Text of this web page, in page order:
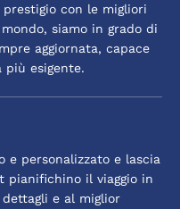
con le migliori
siamo in grado di
aggiornata, capace
esigente.
e personalizzato e lascia
pianifichino il viaggio in
e al miglior